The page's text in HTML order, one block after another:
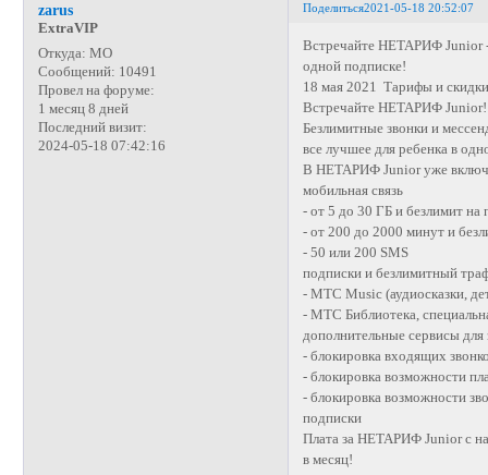
Поделиться2021-05-18 20:52:07
zarus
ExtraVIP
Откуда: МО
Сообщений: 10491
Провел на форуме:
1 месяц 8 дней
Последний визит:
2024-05-18 07:42:16
Встречайте НЕТАРИФ Junior -
одной подписке!
18 мая 2021 Тарифы и
Встречайте НЕТАРИФ Junior!
Безлимитные звонки и
все лучшее для ребенка в
В НЕТАРИФ Junior уже
мобильная связь
- от 5 до 30 ГБ и безлимит
- от 200 до 2000 минут и
- 50 или 200 SMS
подписки и безлимитный
- МТС Music (аудиосказки,
- МТС Библиотека,
дополнительные сервисы
- блокировка входящих
- блокировка возможности
- блокировка возможности
подписки
Плата за НЕТАРИФ Junior с
в месяц!